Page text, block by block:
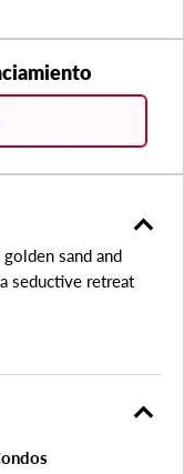
expand_less
sand and
seductive retreat
expand_less